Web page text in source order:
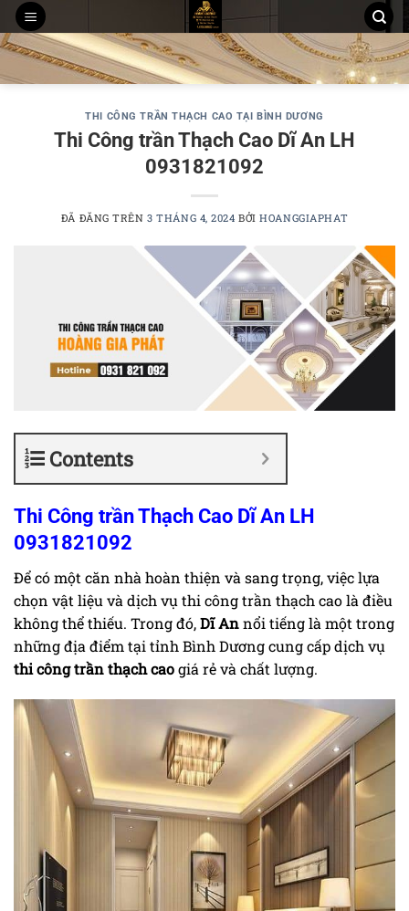
Chuyển
đến
nội
dung
THI CÔNG TRẦN THẠCH CAO
MẪU TRẦN THẠCH CAO
THI CÔNG TẤM ỐP PVC NANO, LAM SÓNG
THI CÔNG TRẦN THẠCH CAO TẠI BÌNH DƯƠNG
Thi Công trần Thạch Cao Dĩ An LH
0931821092
ĐÃ ĐĂNG TRÊN3 THÁNG 4, 2024 BỞIHOANGGIAPHAT
Contents
Thi Công trần Thạch Cao Dĩ An LH
0931821092
Để có một căn nhà hoàn thiện và sang trọng, việc lựa
chọn vật liệu và dịch vụ thi công trần thạch cao là điều
không thể thiếu. Trong đó,Dĩ Annổi tiếng là một trong
những địa điểm tại tỉnh Bình Dương cung cấp dịch vụ
thi công trần thạch caogiá rẻ và chất lượng.